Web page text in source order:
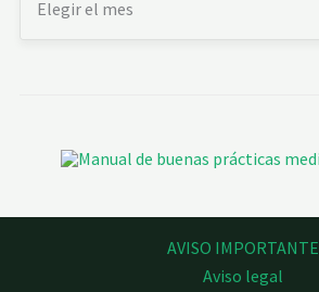
AVISO IMPORTANTE
Aviso legal